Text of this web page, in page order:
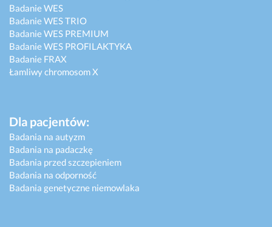
Badanie WES
Badanie WES TRIO
Badanie WES PREMIUM
Badanie WES PROFILAKTYKA
Badanie FRAX
Łamliwy chromosom X
Dla pacjentów:
Badania na autyzm
Badania na padaczkę
Badania przed szczepieniem
Badania na odporność
Badania genetyczne niemowlaka